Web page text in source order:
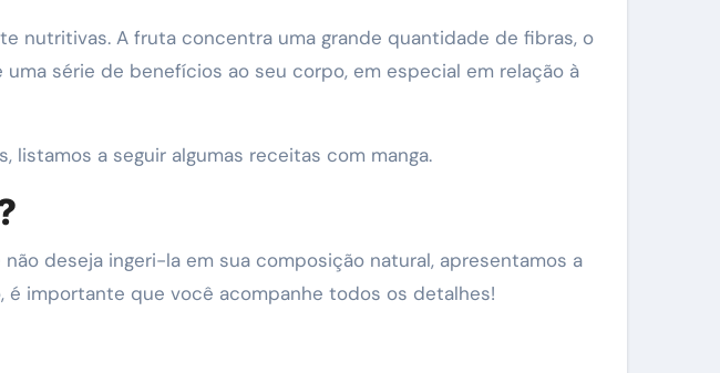
nutritivas. A fruta concentra uma grande quantidade de fibras, o
série de benefícios ao seu corpo, em especial em relação à
a seguir algumas receitas com manga.
deseja ingeri-la em sua composição natural, apresentamos a
é importante que você acompanhe todos os detalhes!